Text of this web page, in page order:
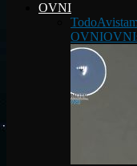
OVNI
Todo
OVNI